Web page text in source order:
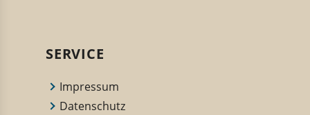
SERVICE
Impressum
Datenschutz